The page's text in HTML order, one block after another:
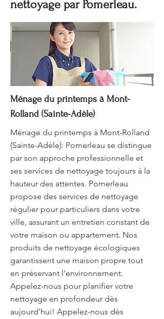
nettoyage par Pomerleau.
Ménage du printemps à Mont-
Rolland (Sainte-Adèle)
Ménage du printemps à Mont-Rolland
(Sainte-Adèle): Pomerleau se distingue
par son approche professionnelle et
ses services de nettoyage toujours à la
hauteur des attentes. Pomerleau
propose des services de nettoyage
régulier pour particuliers dans votre
ville, assurant un entretien constant de
votre maison ou appartement. Nos
produits de nettoyage écologiques
garantissent une maison propre tout
en préservant l'environnement.
Appelez-nous pour planifier votre
nettoyage en profondeur dès
aujourd'hui! Appelez-nous dès